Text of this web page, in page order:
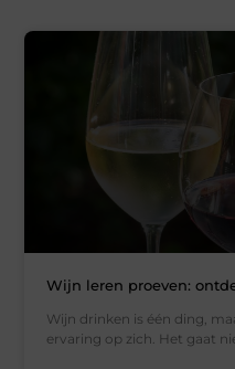
Wijn leren proeven:
Wijn drinken is één ding,
ervaring op zich. Het gaat